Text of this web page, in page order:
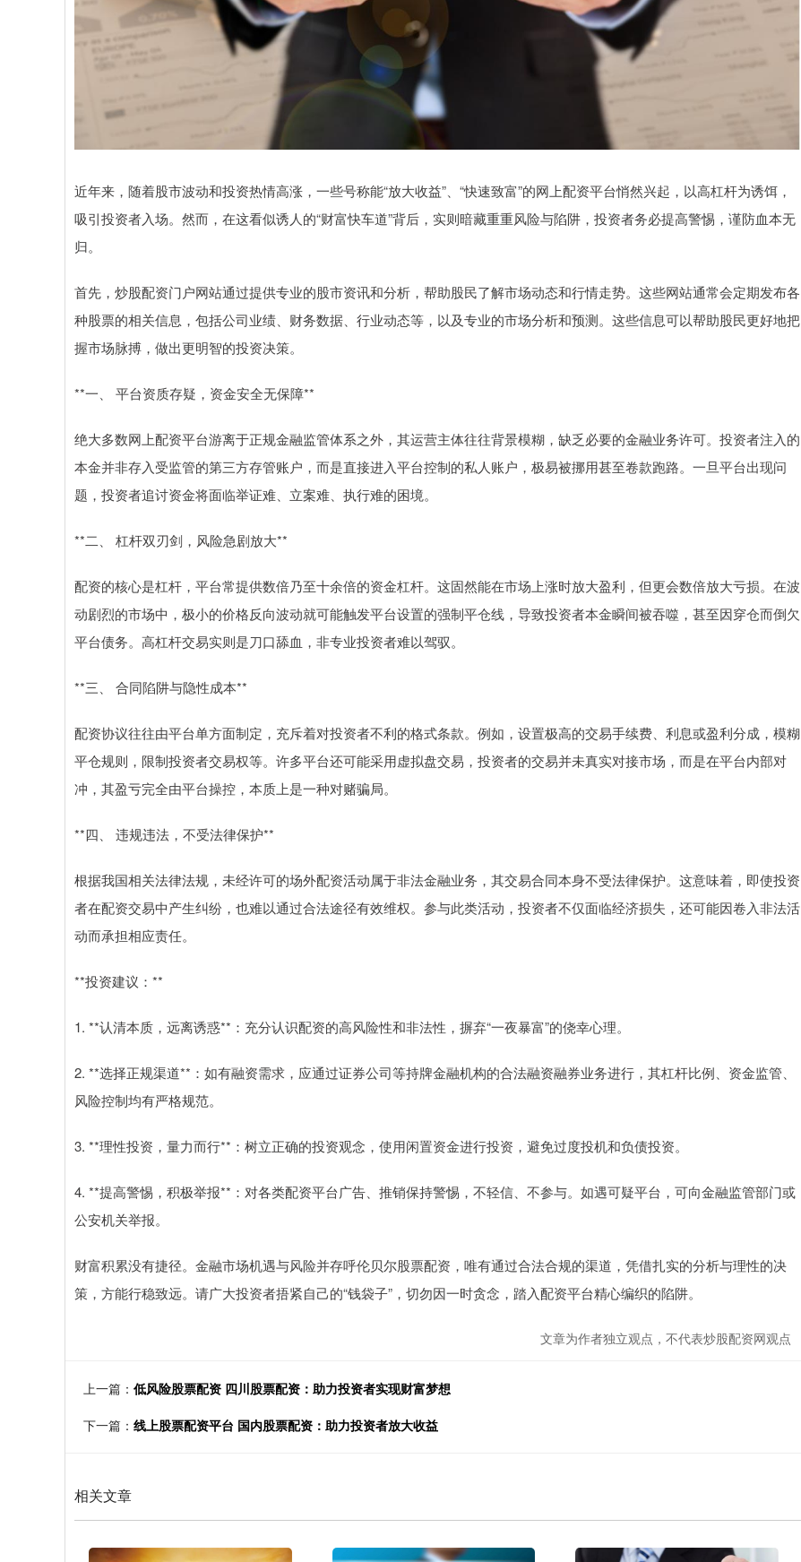
近年来，随着股市波动和投资热情高涨，一些号称能“放大收益”、“快速致富”的网上配资平台悄然兴起，以高杠杆为诱饵，
吸引投资者入场。然而，在这看似诱人的“财富快车道”背后，实则暗藏重重风险与陷阱，投资者务必提高警惕，谨防血本无
归。
首先，炒股配资门户网站通过提供专业的股市资讯和分析，帮助股民了解市场动态和行情走势。这些网站通常会定期发布各
种股票的相关信息，包括公司业绩、财务数据、行业动态等，以及专业的市场分析和预测。这些信息可以帮助股民更好地把
握市场脉搏，做出更明智的投资决策。
**一、 平台资质存疑，资金安全无保障**
绝大多数网上配资平台游离于正规金融监管体系之外，其运营主体往往背景模糊，缺乏必要的金融业务许可。投资者注入的
本金并非存入受监管的第三方存管账户，而是直接进入平台控制的私人账户，极易被挪用甚至卷款跑路。一旦平台出现问
题，投资者追讨资金将面临举证难、立案难、执行难的困境。
**二、 杠杆双刃剑，风险急剧放大**
配资的核心是杠杆，平台常提供数倍乃至十余倍的资金杠杆。这固然能在市场上涨时放大盈利，但更会数倍放大亏损。在波
动剧烈的市场中，极小的价格反向波动就可能触发平台设置的强制平仓线，导致投资者本金瞬间被吞噬，甚至因穿仓而倒欠
平台债务。高杠杆交易实则是刀口舔血，非专业投资者难以驾驭。
**三、 合同陷阱与隐性成本**
配资协议往往由平台单方面制定，充斥着对投资者不利的格式条款。例如，设置极高的交易手续费、利息或盈利分成，模糊
平仓规则，限制投资者交易权等。许多平台还可能采用虚拟盘交易，投资者的交易并未真实对接市场，而是在平台内部对
冲，其盈亏完全由平台操控，本质上是一种对赌骗局。
**四、 违规违法，不受法律保护**
根据我国相关法律法规，未经许可的场外配资活动属于非法金融业务，其交易合同本身不受法律保护。这意味着，即使投资
者在配资交易中产生纠纷，也难以通过合法途径有效维权。参与此类活动，投资者不仅面临经济损失，还可能因卷入非法活
动而承担相应责任。
**投资建议：**
1. **认清本质，远离诱惑**：充分认识配资的高风险性和非法性，摒弃“一夜暴富”的侥幸心理。
2. **选择正规渠道**：如有融资需求，应通过证券公司等持牌金融机构的合法融资融券业务进行，其杠杆比例、资金监管、
风险控制均有严格规范。
3. **理性投资，量力而行**：树立正确的投资观念，使用闲置资金进行投资，避免过度投机和负债投资。
4. **提高警惕，积极举报**：对各类配资平台广告、推销保持警惕，不轻信、不参与。如遇可疑平台，可向金融监管部门或
公安机关举报。
财富积累没有捷径。金融市场机遇与风险并存呼伦贝尔股票配资，唯有通过合法合规的渠道，凭借扎实的分析与理性的决
策，方能行稳致远。请广大投资者捂紧自己的“钱袋子”，切勿因一时贪念，踏入配资平台精心编织的陷阱。
文章为作者独立观点，不代表炒股配资网观点
上一篇： 低风险股票配资 四川股票配资：助力投资者实现财富梦想
下一篇： 线上股票配资平台 国内股票配资：助力投资者放大收益
相关文章